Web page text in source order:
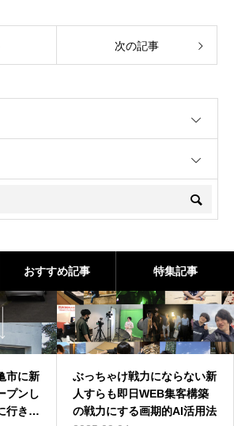
次の記事
おすすめ記事 特集記事
市に新
プンし
行きま
ぶっちゃけ戦力にならない新
人すらも即日WEB集客構築
の戦力にする画期的AI活用法
うい
介し
バターコーヒーは効果なし？
バターコーヒーの世界一簡単
な作り方を動画解説